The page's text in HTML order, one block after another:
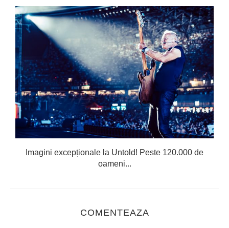
Imagini excepționale la Untold! Peste 120.000 de
oameni...
COMENTEAZA